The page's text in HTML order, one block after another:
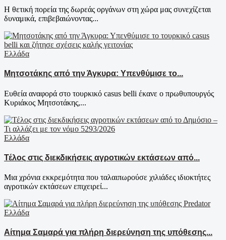
Η θετική πορεία της δωρεάς οργάνων στη χώρα μας συνεχίζεται
δυναμικά, επιβεβαιώνοντας...
Ελλάδα
Μητσοτάκης από την Άγκυρα: Υπενθύμισε το...
Ευθεία αναφορά στο τουρκικό casus belli έκανε ο πρωθυπουργός
Κυριάκος Μητσοτάκης,...
Ελλάδα
Τέλος στις διεκδικήσεις αγροτικών εκτάσεων από...
Μια χρόνια εκκρεμότητα που ταλαιπωρούσε χιλιάδες ιδιοκτήτες
αγροτικών εκτάσεων επιχειρεί...
Ελλάδα
Αίτημα Σαμαρά για πλήρη διερεύνηση της υπόθεσης...